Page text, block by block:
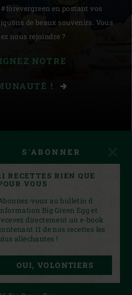
en postant vos
de beaux souvenirs. Vous
nous rejoindre ?
NOTRE
!
STATEMENT
S'ABONNER
RECETTES RIEN QUE
VOUS
vous au bulletin d
Big Green Egg et
directement un e-book
11 de nos recettes les
alléchantes !
OUI, VOLONTIERS